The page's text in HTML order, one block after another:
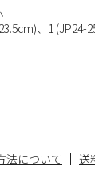
、1 (JP24-
法について
送